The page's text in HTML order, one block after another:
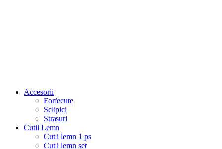
Accesorii
Forfecute
Sclipici
Strasuri
Cutii Lemn
Cutii lemn 1 ps
Cutii lemn set